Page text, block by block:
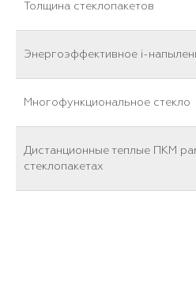
Толщина стеклопакетов
Энергоэффективное i-
Многофункциональное стекло
Дистанционные теплые ПКМ
стеклопакетах